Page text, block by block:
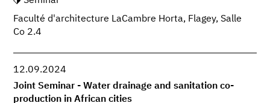
Faculté d'architecture LaCambre Horta, Flagey, Salle
Co 2.4
12.09.2024
Joint Seminar - Water drainage and sanitation co-
production in African cities